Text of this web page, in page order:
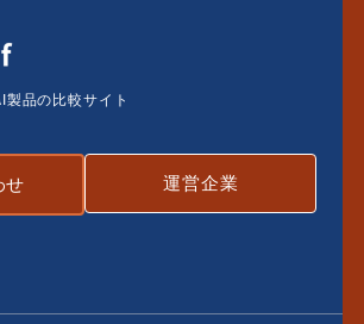
品の比較サイト
せ 運営企業